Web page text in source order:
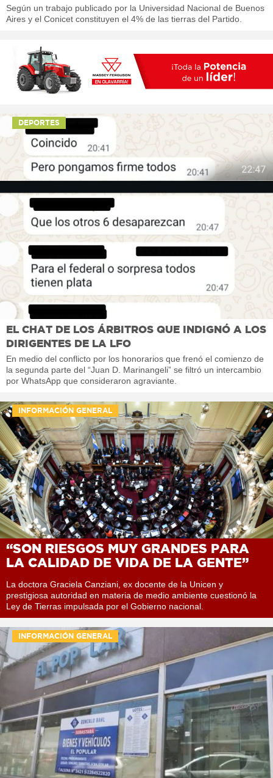
Según un trabajo publicado por la Universidad Nacional de Buenos
Aires y el Conicet constituyen el 4% de las tierras del Partido.
DEPORTES
EL CHAT DE LOS ÁRBITROS QUE INDIGNÓ A LOS
DIRIGENTES DE LA LFO
En medio del conflicto por los honorarios que frenó el comienzo de
la segunda parte del “Juan D. Marinangeli” se filtró un intercambio
por WhatsApp que consideraron agraviante.
INFORMACIÓN GENERAL
“SON RIESGOS MUY GRANDES PARA
LA CALIDAD DE VIDA DE LA GENTE”
La doctora Graciela Canziani, ex docente de la Unicen y
prestigiosa autoridad en materia de medio ambiente cuestionó la
Ley de Tierras impulsada por el Gobierno nacional.
INFORMACIÓN GENERAL